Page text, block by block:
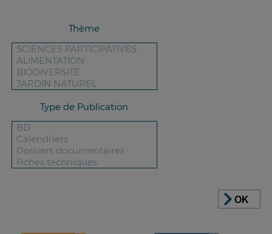
Thème
Type de Publication
OK